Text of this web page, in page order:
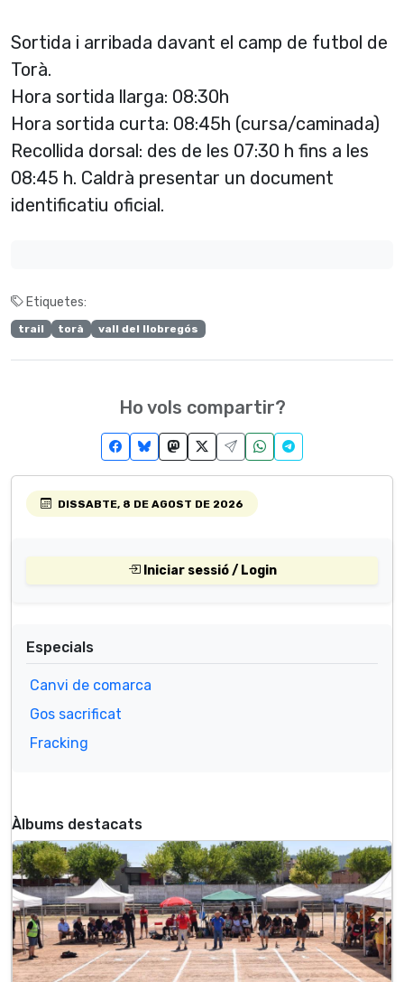
Sortida i arribada davant el camp de futbol de
Torà.
Hora sortida llarga: 08:30h
Hora sortida curta: 08:45h (cursa/caminada)
Recollida dorsal: des de les 07:30 h fins a les
08:45 h. Caldrà presentar un document
identificatiu oficial.
Etiquetes:
trail torà vall del llobregós
Ho vols compartir?
DISSABTE, 8 DE AGOST DE 2026
Iniciar sessió / Login
Especials
Canvi de comarca
Gos sacrificat
Fracking
Àlbums destacats